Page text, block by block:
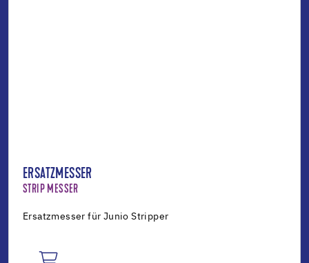
ERSATZMESSER
STRIP MESSER
Ersatzmesser für Junio Stripper